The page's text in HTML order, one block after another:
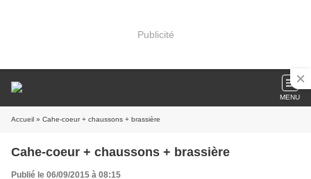
Publicité
MENU
Accueil » Cahe-coeur + chaussons + brassière
Cahe-coeur + chaussons + brassière
Publié le 06/09/2015 à 08:15